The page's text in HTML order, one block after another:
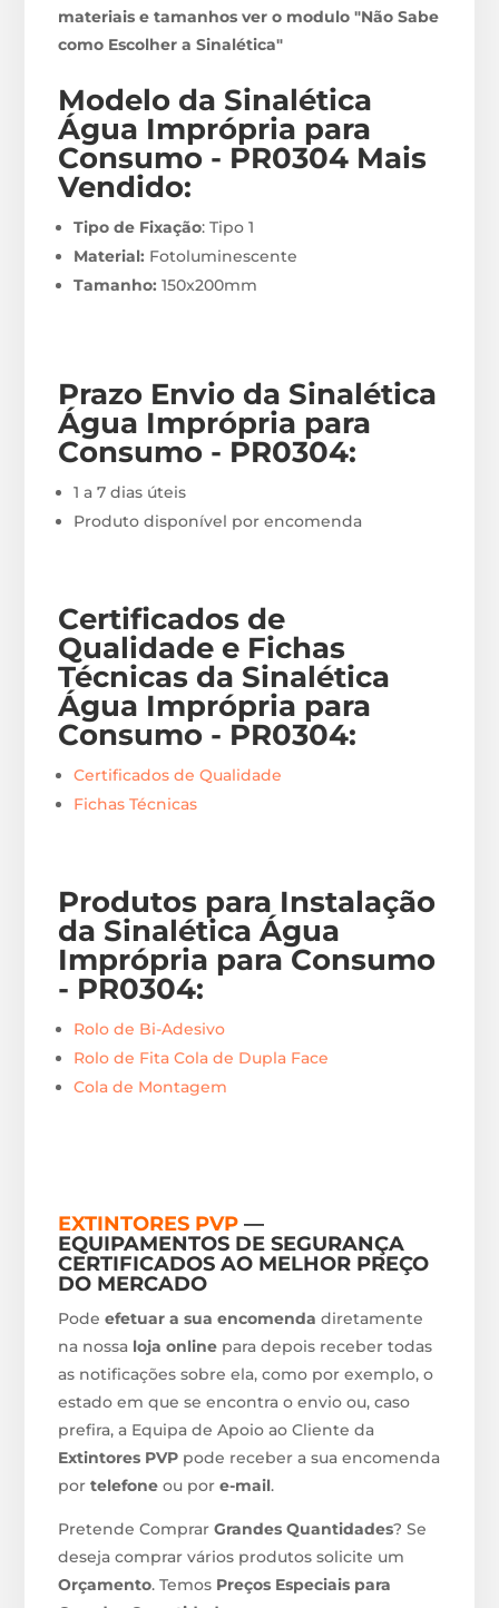
materiais e tamanhos ver o modulo "Não Sabe
como Escolher a Sinalética"
Modelo da Sinalética
Água Imprópria para
Consumo - PR0304 Mais
Vendido:
Tipo de Fixação: Tipo 1
Material: Fotoluminescente
Tamanho: 150x200mm
Prazo Envio da Sinalética
Água Imprópria para
Consumo - PR0304:
1 a 7 dias úteis
Produto disponível por encomenda
Certificados de
Qualidade e Fichas
Técnicas da Sinalética
Água Imprópria para
Consumo - PR0304:
Certificados de Qualidade
Fichas Técnicas
Produtos para Instalação
da Sinalética Água
Imprópria para Consumo
- PR0304:
Rolo de Bi-Adesivo
Rolo de Fita Cola de Dupla Face
Cola de Montagem
EXTINTORES PVP —
EQUIPAMENTOS DE SEGURANÇA
CERTIFICADOS AO MELHOR PREÇO
DO MERCADO
Podeefetuar a sua encomenda diretamente
na nossa loja online para depois receber todas
as notificações sobre ela, como por exemplo, o
estado em que se encontra o envio ou, caso
prefira, a Equipa de Apoio ao Cliente da
Extintores PVP pode receber a sua encomenda
portelefone ou pore-mail.
Pretende ComprarGrandes Quantidades? Se
deseja comprar vários produtos solicite um
Orçamento. Temos Preços Especiais para